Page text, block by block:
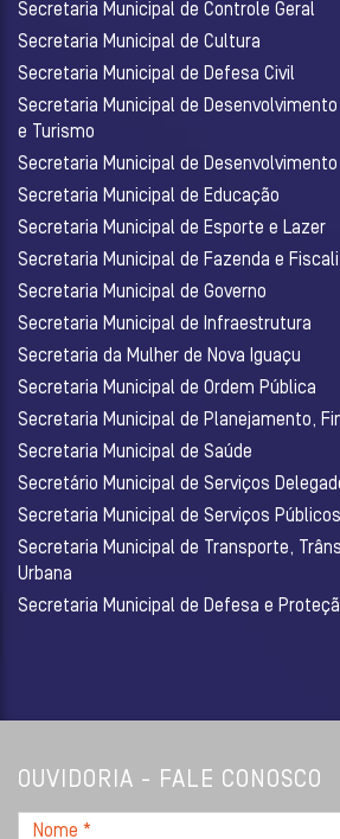
Secretaria Municipal de Controle Geral
Secretaria Municipal de Cultura
Secretaria Municipal de Defesa Civil
Secretaria Municipal de Desenvolvimento
e Turismo
Secretaria Municipal de Desenvolvimento
Secretaria Municipal de Educação
Secretaria Municipal de Esporte e Lazer
Secretaria Municipal de Fazenda e
Secretaria Municipal de Governo
Secretaria Municipal de Infraestrutura
Secretaria da Mulher de Nova Iguaçu
Secretaria Municipal de Ordem Pública
Secretaria Municipal de Planejamento,
Secretaria Municipal de Saúde
Secretário Municipal de Serviços
Secretaria Municipal de Serviços Públicos
Secretaria Municipal de Transporte,
Urbana
Secretaria Municipal de Defesa e
OUVIDORIA - FALE CONOSCO
Nome